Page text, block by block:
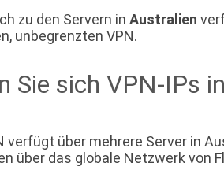
zu den Servern in Australien
unbegrenzten VPN.
Sie sich VPN-IPs
verfügt über mehrere Server in
über das globale Netzwerk von